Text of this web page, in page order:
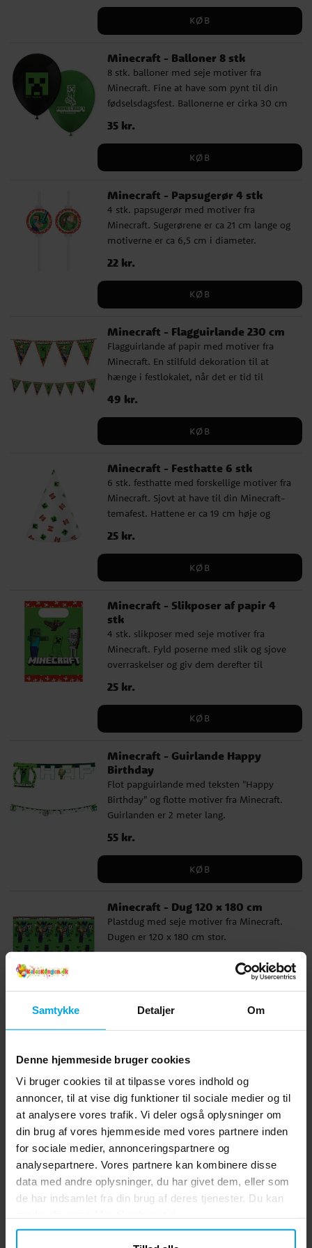
Samtykke Detaljer Om
Denne hjemmeside bruger cookies
Vi bruger cookies til at tilpasse vores indhold og
annoncer, til at vise dig funktioner til sociale medier og til
at analysere vores trafik. Vi deler også oplysninger om
din brug af vores hjemmeside med vores partnere inden
for sociale medier, annonceringspartnere og
analysepartnere. Vores partnere kan kombinere disse
data med andre oplysninger, du har givet dem, eller som
de har indsamlet fra din brug af deres tjenester. Du kan
KØB
Minecraft - Balloner 8 stk
8 stk. balloner med seje motiver fra
Minecraft. Fine at have som pynt til din
fødselsdagsfest. Ballonerne er cirka 30 cm
i diameter, når de er oppustet og kan
Pris:35 kr.
35 kr.
KØB
Minecraft - Papsugerør 4 stk
4 stk. papsugerør med motiver fra
Minecraft. Sugerørene er ca 21 cm lange og
motiverne er ca 6,5 cm i diameter.
Pris:22 kr.
22 kr.
KØB
Minecraft - Flagguirlande 230 cm
Flagguirlande af papir med motiver fra
Minecraft. En stilfuld dekoration til at
hænge i festlokalet, når det er tid til
festligheder. Guirlanden er cirka 2,3 meter
lang og hver vimpel er cirka 24,5 cm høj.
Pris :49 kr.
49 kr.
KØB
Minecraft - Festhatte 6 stk
6 stk. festhatte med forskellige motiver fra
Minecraft. Sjovt at have til din Minecraft-
temafest. Hattene er ca 19 cm høje og
holdes på plads med en elastikbånd.
Pris:25 kr.
25 kr.
KØB
Minecraft - Slikposer af papir 4
stk
4 stk. slikposer med seje motiver fra
Minecraft. Fyld poserne med slik og sjove
overraskelser og giv dem derefter til
børnene på børnefødselsdagen. Poserne er
lavet af FSC-mærket papir og måler ca 22
Pris:25 kr.
25 kr.
KØB
Minecraft - Guirlande Happy
Birthday
Flot papguirlande med teksten "Happy
Birthday" og flotte motiver fra Minecraft.
Guirlanden er 2 meter lang.
Pris:55 kr.
55 kr.
KØB
Minecraft - Dug 120 x 180 cm
Plastdug med seje motiver fra Minecraft.
Dugen er 120 x 180 cm stor.
KØB
kunne lide